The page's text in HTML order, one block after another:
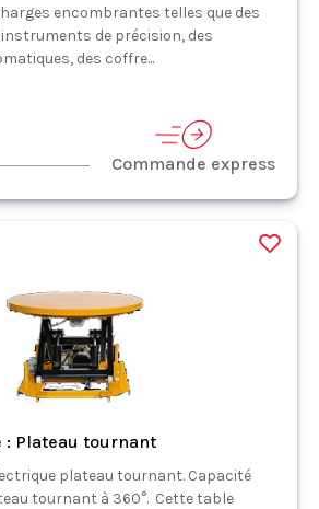
encombrantes telles que des
instruments de précision, des
des coffre...
Commande express
: Plateau tournant
plateau tournant. Capacité
tournant à 360°. Cette table